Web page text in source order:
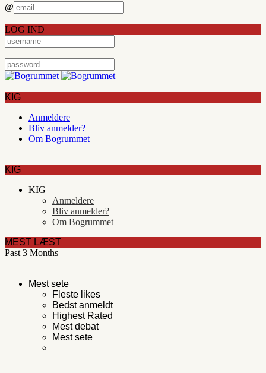
@
LOG IND
KIG
Anmeldere
Bliv anmelder?
Om Bogrummet
KIG
KIG
Anmeldere
Bliv anmelder?
Om Bogrummet
MEST LÆST
Past 3 Months
Mest sete
Fleste likes
Bedst anmeldt
Highest Rated
Mest debat
Mest sete